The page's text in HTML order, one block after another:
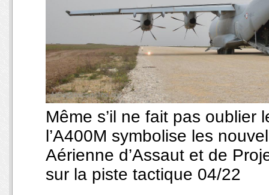
Même s’il ne fait pas oublier
l’A400M symbolise les
Aérienne d’Assaut et de
sur la piste tactique 04/22